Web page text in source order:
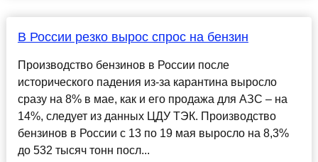
В России резко вырос спрос на бензин
Производство бензинов в России после
исторического падения из-за карантина выросло
сразу на 8% в мае, как и его продажа для АЗС – на
14%, следует из данных ЦДУ ТЭК. Производство
бензинов в России с 13 по 19 мая выросло на 8,3%
до 532 тысяч тонн посл...